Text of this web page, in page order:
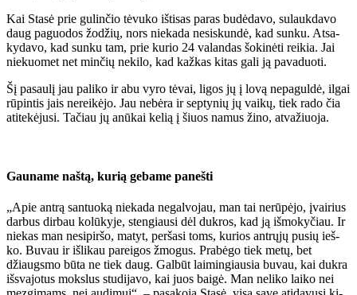
Kai Sta­sė prie gu­lin­čio tė­vu­ko iš­ti­sas pa­ras bu­dė­da­vo, su­lauk­da­vo
daug pa­guo­dos žo­džių, nors nie­ka­da ne­si­skun­dė, kad sun­ku. At­sa­
ky­da­vo, kad sun­ku tam, prie ku­rio 24 va­lan­das šo­ki­nė­ti rei­kia. Jai
nie­kuo­met net min­čių ne­ki­lo, kad kaž­kas ki­tas ga­li ją pa­va­duo­ti.
Šį pa­sau­lį jau pa­li­ko ir abu vy­ro tė­vai, li­gos jų į lo­vą ne­pa­gul­dė, il­gai
rū­pin­tis jais ne­rei­kė­jo. Jau ne­bė­ra ir sep­ty­nių jų vai­kų, tiek ra­do čia
ati­te­kė­ju­si. Ta­čiau jų anū­kai ke­lią į šiuos na­mus ži­no, at­va­žiuo­ja.
Gau­na­me naš­tą, ku­rią ge­ba­me pa­neš­ti
„Apie an­trą san­tuo­ką nie­ka­da ne­gal­vo­jau, man tai ne­rū­pė­jo, įvai­rius
dar­bus dir­bau ko­lū­ky­je, sten­giau­si dėl duk­ros, kad ją iš­mo­ky­čiau. Ir
nie­kas man ne­si­pir­šo, ma­tyt, per­ša­si toms, ku­rios ant­rų­jų pu­sių ieš­
ko. Bu­vau ir iš­li­kau pa­rei­gos žmo­gus. Pra­bė­go tiek me­tų, bet
džiaugs­mo bū­ta ne tiek daug. Gal­būt lai­min­giau­sia bu­vau, kai duk­ra
iš­sva­jo­tus moks­lus stu­di­ja­vo, kai juos bai­gė. Man ne­li­ko lai­ko nei